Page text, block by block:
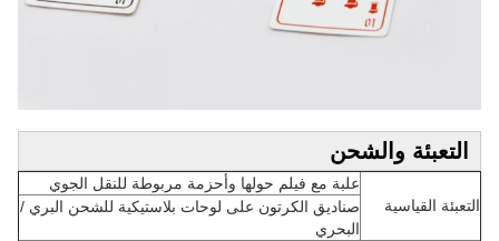
التعبئة والشحن
التعبئة القياسية
علبة مع فيلم حولها وأحزمة مربوطة للنقل الجوي
صناديق الكرتون على لوحات بلاستيكية للشحن البري /
البحري